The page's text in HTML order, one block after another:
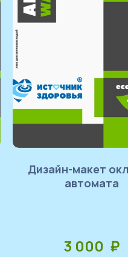
Дизайн-макет оклейки
автомата
3 000 ₽